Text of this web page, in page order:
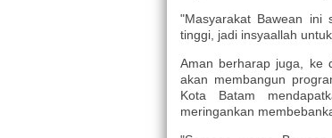
"Masyarakat Bawean ini
tinggi, jadi insyaallah
Aman berharap juga, ke
akan membangun
Kota Batam
meringankan